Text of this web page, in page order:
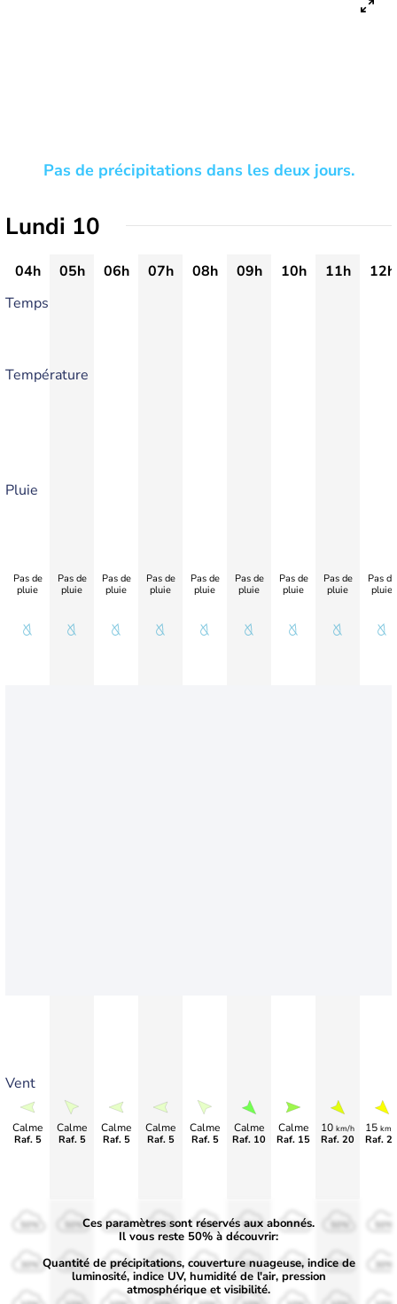
Pas de précipitations dans les deux jours.
Lundi 10
04h 05h 06h 07h 08h 09h 10h 11h
12h
Temps
Température
Pluie
Vent
Pas de
pluie
Calme
Raf. 5
Pas de
pluie
Calme
Raf. 5
Pas de
pluie
Calme
Raf. 5
Pas de
pluie
Calme
Raf. 5
Pas de
pluie
Calme
Raf. 5
Pas de
pluie
Calme
Raf. 10
Pas de
pluie
Calme
Raf. 15
Pas de
pluie
10 km/h
Raf. 20
Pas de
pluie
15 km/
Raf.
50%
30%
50%
30%
50%
30%
50%
30%
50%
30%
50%
30%
50%
30% 30% 30%
Ces paramètres sont réservés aux abonnés.
Il vous reste 50% à découvrir:
Quantité de précipitations, couverture nuageuse, indice de
luminosité, indice UV, humidité de l'air, pression
atmosphérique et visibilité.